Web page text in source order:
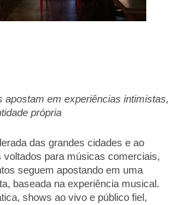
apostam em experiências intimistas,
própria
das grandes cidades e ao
voltados para músicas comerciais,
seguem apostando em uma
baseada na experiência musical.
shows ao vivo e público fiel,